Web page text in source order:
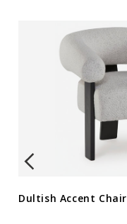
Dultish Accent Chair